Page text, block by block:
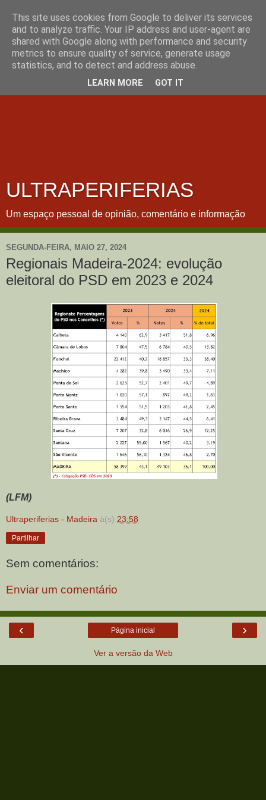
ULTRAPERIFERIAS
Um espaço pessoal de opinião, comentário e informação
SEGUNDA-FEIRA, MAIO 27, 2024
Regionais Madeira-2024: evolução
eleitoral do PSD em 2023 e 2024
(LFM)
Ultraperiferias - Madeira à(s) 23:58
Partilhar
Sem comentários:
Enviar um comentário
‹ ›
Página inicial
Ver a versão da Web
This site uses cookies from Google to deliver its services
and to analyze traffic. Your IP address and user-agent are
shared with Google along with performance and security
metrics to ensure quality of service, generate usage
statistics, and to detect and address abuse.
LEARN MORE GOT IT